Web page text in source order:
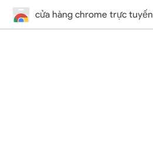
cửa hàng chrome trực tuyến